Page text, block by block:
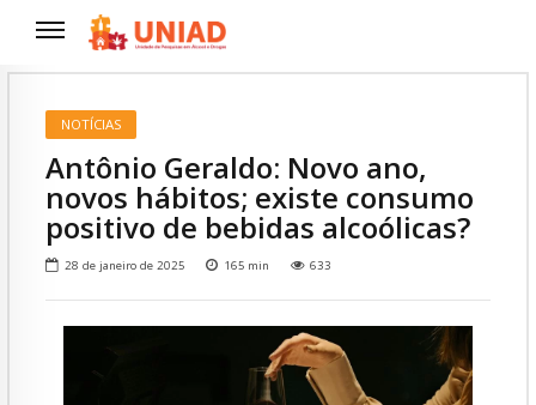
NOTÍCIAS
Antônio Geraldo: Novo ano,
novos hábitos; existe consumo
positivo de bebidas alcoólicas?
28 de janeiro de 2025 165 min 633